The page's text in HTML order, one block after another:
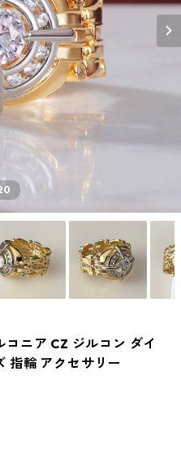
コニア CZ ジルコン ダイ
指輪 アクセサリー